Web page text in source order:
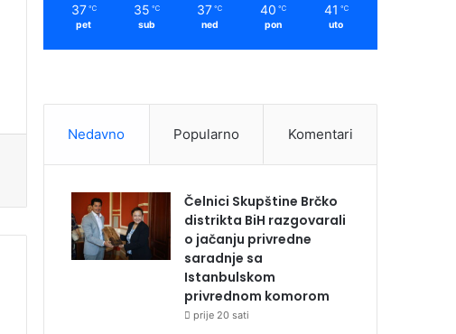
37 ℃
pet
35 ℃
sub
37 ℃
ned
40 ℃
pon
41 ℃
uto
Nedavno Popularno Komentari
Čelnici Skupštine Brčko
distrikta BiH razgovarali
o jačanju privredne
saradnje sa
Istanbulskom
privrednom komorom
prije 20 sati